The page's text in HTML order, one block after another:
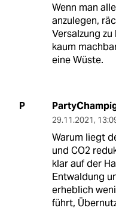
Wenn man
anzulegen,
Versalzung
kaum
eine Wüste.
P
29.11.2021,
Warum liegt
und CO2
klar auf der
Entwaldung
erheblich
führt,